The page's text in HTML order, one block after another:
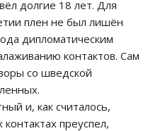
долгие 18 лет. Для
плен не был лишён
дипломатическим
контактов. Сам
со шведской
и, как считалось,
преуспел,